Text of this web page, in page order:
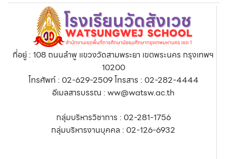
ที่อยู่ : 108 ถนนลำพู แขวงวัดสามพระยา เขตพระนคร กรุงเทพฯ
10200
โทรศัพท์ : 02-629-2509 โทรสาร : 02-282-4444
อีเมลสารบรรณ : ww@watsw.ac.th
กลุ่มบริหารวิชาการ : 02-281-1756
กลุ่มบริหารงานบุคคล : 02-126-6932